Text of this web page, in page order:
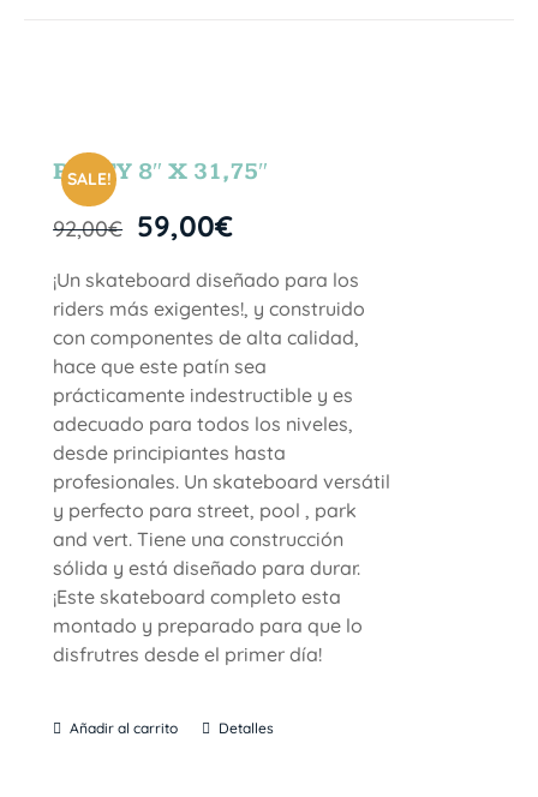
SALE!
PARTY 8″ X 31,75″
92,00€ 59,00€
¡Un skateboard diseñado para los
riders más exigentes!, y construido
con componentes de alta calidad,
hace que este patín sea
prácticamente indestructible y es
adecuado para todos los niveles,
desde principiantes hasta
profesionales. Un skateboard versátil
y perfecto para street, pool , park
and vert. Tiene una construcción
sólida y está diseñado para durar.
¡Este skateboard completo esta
montado y preparado para que lo
disfrutres desde el primer día!
Añadir al carrito Detalles